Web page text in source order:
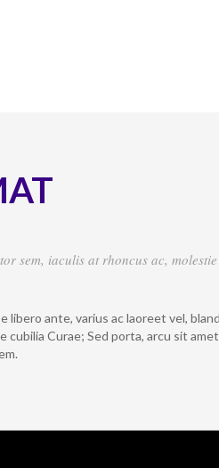
sem, iaculis at rhoncus ac,
libero ante, varius ac laoreet vel,
Curae; Sed porta, arcu sit